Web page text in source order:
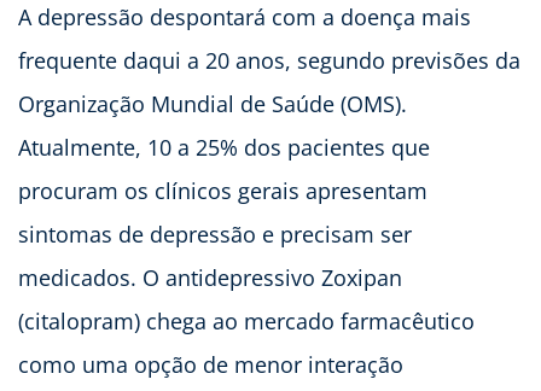
A depressão despontará com a doença mais
frequente daqui a 20 anos, segundo previsões da
Organização Mundial de Saúde (OMS).
Atualmente, 10 a 25% dos pacientes que
procuram os clínicos gerais apresentam
sintomas de depressão e precisam ser
medicados. O antidepressivo Zoxipan
(citalopram) chega ao mercado farmacêutico
como uma opção de menor interação